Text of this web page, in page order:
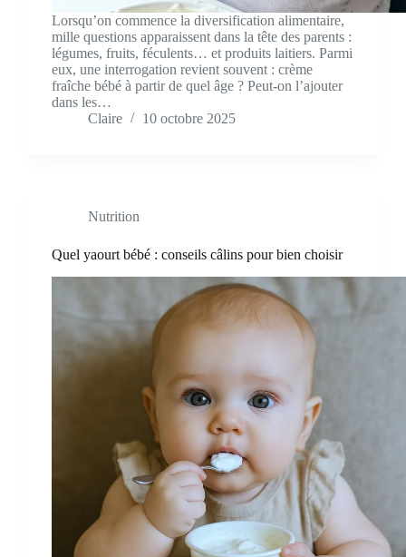
Lorsqu’on commence la diversification alimentaire,
mille questions apparaissent dans la tête des parents :
légumes, fruits, féculents… et produits laitiers. Parmi
eux, une interrogation revient souvent : crème
fraîche bébé à partir de quel âge ? Peut-on l’ajouter
dans les…
Claire
10 octobre 2025
Nutrition
Quel yaourt bébé : conseils câlins pour bien choisir